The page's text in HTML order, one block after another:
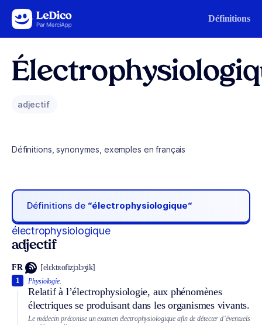
Aller au contenu Définitions
adjectif
Définitions, synonymes, exemples en français
Définitions de “électrophysiologique“
électrophysiologique
adjectif
FR [elɛktʀofizjɔlɔʒik]
Physiologie.
Relatif à l’électrophysiologie, aux phénomènes
électriques se produisant dans les organismes vivants.
1
Le médecin préconise un examen électrophysiologique afin de détecter d’éventuels